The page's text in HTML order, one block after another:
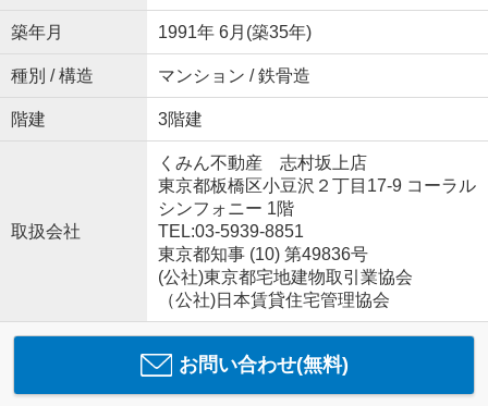
築年月 1991年 6月(築35年)
種別 / 構造 マンション / 鉄骨造
階建 3階建
取扱会社
くみん不動産 志村坂上店
東京都板橋区小豆沢２丁目17-9 コーラル
シンフォニー 1階
TEL:03-5939-8851
東京都知事 (10) 第49836号
(公社)東京都宅地建物取引業協会
（公社)日本賃貸住宅管理協会
お問い合わせ(無料)